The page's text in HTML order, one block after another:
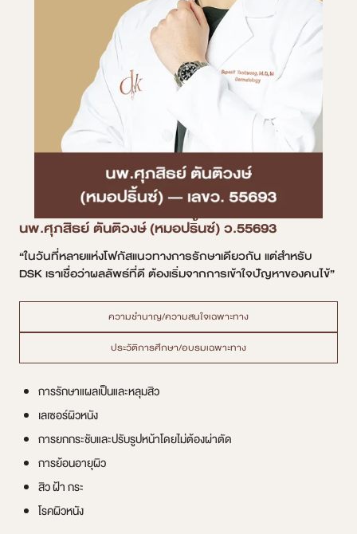
นพ.ศุภสิธย์ ตันติวงษ์ (หมอปริ้นซ์) ว.55693
“ในวันที่หลายแห่งโฟกัสแนวทางการรักษาเดียวกัน แต่สำหรับ
DSK เราเชื่อว่าผลลัพธ์ที่ดี ต้องเริ่มจากการเข้าใจปัญหาของคนไข้”
ความชำนาญ/ความสนใจเฉพาะทาง
ประวัติการศึกษา/อบรมเฉพาะทาง
การรักษาแผลเป็นและหลุมสิว
เลเซอร์ผิวหนัง
การยกกระชับและปรับรูปหน้าโดยไม่ต้องผ่าตัด
การย้อนอายุผิว
สิว ฝ้า กระ
โรคผิวหนัง